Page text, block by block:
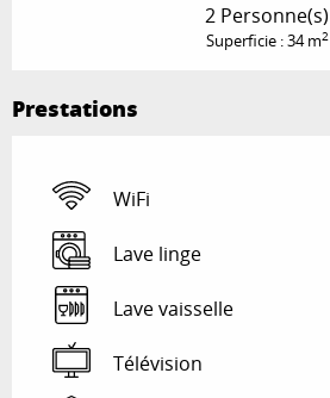
2 Personne(s)
Superficie : 34 m2
Prestations
WiFi
Lave linge
Lave vaisselle
Télévision